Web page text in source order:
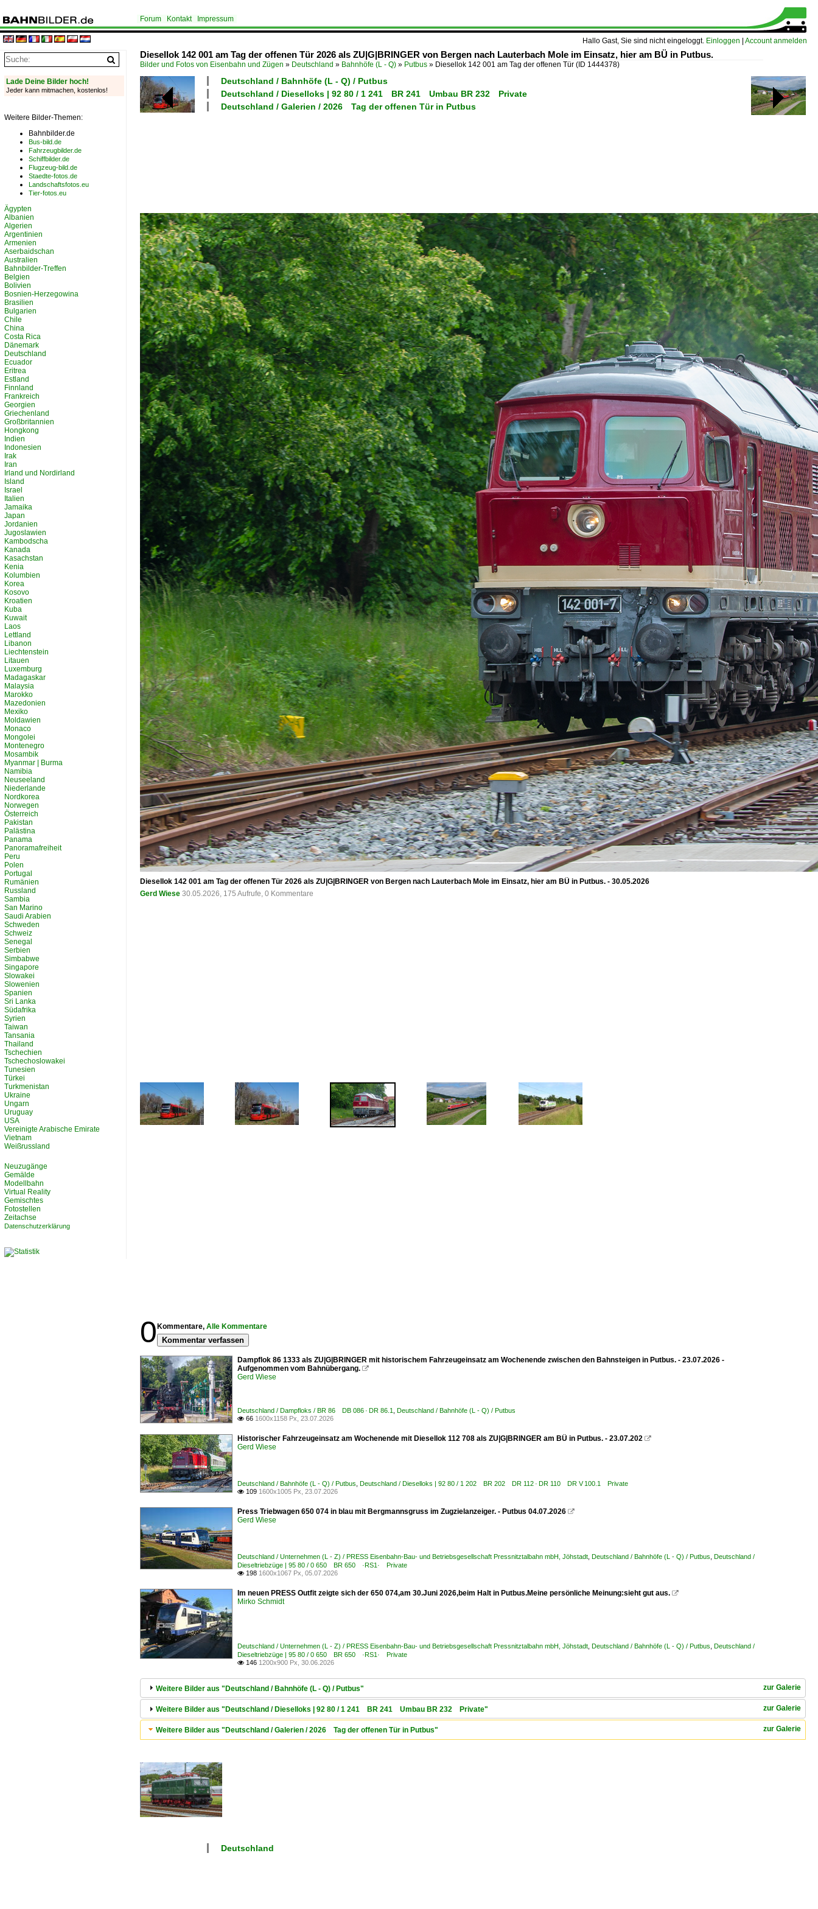
Hallo Gast, Sie sind nicht eingeloggt. Einloggen Account anmelden
Forum Kontakt Impressum
Diesellok 142 001 am Tag der offenen Tür 2026 als ZU|G|BRINGER von Bergen nach Lauterbach Mole im Einsatz, hier am BÜ in Putbus.
Bilder und Fotos von Eisenbahn und Zügen » Deutschland » Bahnhöfe (L - Q) » Putbus » Diesellok 142 001 am Tag der offenen Tür (ID 1444378)
Deutschland / Bahnhöfe (L - Q) / Putbus
Deutschland / Dieselloks | 92 80 / 1 241 BR 241 Umbau BR 232 Private
Deutschland / Galerien / 2026 Tag der offenen Tür in Putbus
Diesellok 142 001 am Tag der offenen Tür 2026 als ZU|G|BRINGER von Bergen nach Lauterbach Mole im Einsatz, hier am BÜ in Putbus. - 30.05.2026
Gerd Wiese 30.05.2026, 175 Aufrufe, 0 Kommentare
0 Kommentare, Alle Kommentare
Kommentar verfassen
Dampflok 86 1333 als ZU|G|BRINGER mit historischem Fahrzeugeinsatz am Wochenende zwischen den Bahnsteigen in Putbus. - 23.07.2026 -
Aufgenommen vom Bahnübergang. 
Gerd Wiese
Deutschland / Dampfloks / BR 86 DB 086 · DR 86.1 Deutschland / Bahnhöfe (L - Q) / Putbus
 66 1600x1158 Px, 23.07.2026
Historischer Fahrzeugeinsatz am Wochenende mit Diesellok 112 708 als ZU|G|BRINGER am BÜ in Putbus. - 23.07.202 
Gerd Wiese
Deutschland / Bahnhöfe (L - Q) / Putbus Deutschland / Dieselloks | 92 80 / 1 202 BR 202 DR 112 · DR 110 DR V 100.1 Private
 109 1600x1005 Px, 23.07.2026
Press Triebwagen 650 074 in blau mit Bergmannsgruss im Zugzielanzeiger. - Putbus 04.07.2026 
Gerd Wiese
Deutschland / Unternehmen (L - Z) / PRESS Eisenbahn-Bau- und Betriebsgesellschaft Pressnitztalbahn mbH, Jöhstadt Deutschland / Bahnhöfe (L - Q) / Putbus Deutschland /
Dieseltriebzüge | 95 80 / 0 650 BR 650 ·RS1· Private
 198 1600x1067 Px, 05.07.2026
Im neuen PRESS Outfit zeigte sich der 650 074,am 30.Juni 2026,beim Halt in Putbus.Meine persönliche Meinung:sieht gut aus. 
Mirko Schmidt
Deutschland / Unternehmen (L - Z) / PRESS Eisenbahn-Bau- und Betriebsgesellschaft Pressnitztalbahn mbH, Jöhstadt Deutschland / Bahnhöfe (L - Q) / Putbus Deutschland /
Dieseltriebzüge | 95 80 / 0 650 BR 650 ·RS1· Private
 146 1200x900 Px, 30.06.2026
zur Galerie
Weitere Bilder aus "Deutschland / Bahnhöfe (L - Q) / Putbus"
zur Galerie
Weitere Bilder aus "Deutschland / Dieselloks | 92 80 / 1 241 BR 241 Umbau BR 232 Private"
zur Galerie
Weitere Bilder aus "Deutschland / Galerien / 2026 Tag der offenen Tür in Putbus"
Deutschland
Lade Deine Bilder hoch!
Jeder kann mitmachen, kostenlos!
Weitere Bilder-Themen:
Bahnbilder.de
Bus-bild.de
Fahrzeugbilder.de
Schiffbilder.de
Flugzeug-bild.de
Staedte-fotos.de
Landschaftsfotos.eu
Tier-fotos.eu
Ägypten
Albanien
Algerien
Argentinien
Armenien
Aserbaidschan
Australien
Bahnbilder-Treffen
Belgien
Bolivien
Bosnien-Herzegowina
Brasilien
Bulgarien
Chile
China
Costa Rica
Dänemark
Deutschland
Ecuador
Eritrea
Estland
Finnland
Frankreich
Georgien
Griechenland
Großbritannien
Hongkong
Indien
Indonesien
Irak
Iran
Irland und Nordirland
Island
Israel
Italien
Jamaika
Japan
Jordanien
Jugoslawien
Kambodscha
Kanada
Kasachstan
Kenia
Kolumbien
Korea
Kosovo
Kroatien
Kuba
Kuwait
Laos
Lettland
Libanon
Liechtenstein
Litauen
Luxemburg
Madagaskar
Malaysia
Marokko
Mazedonien
Mexiko
Moldawien
Monaco
Mongolei
Montenegro
Mosambik
Myanmar | Burma
Namibia
Neuseeland
Niederlande
Nordkorea
Norwegen
Österreich
Pakistan
Palästina
Panama
Panoramafreiheit
Peru
Polen
Portugal
Rumänien
Russland
Sambia
San Marino
Saudi Arabien
Schweden
Schweiz
Senegal
Serbien
Simbabwe
Singapore
Slowakei
Slowenien
Spanien
Sri Lanka
Südafrika
Syrien
Taiwan
Tansania
Thailand
Tschechien
Tschechoslowakei
Tunesien
Türkei
Turkmenistan
Ukraine
Ungarn
Uruguay
USA
Vereinigte Arabische Emirate
Vietnam
Weißrussland
Neuzugänge
Gemälde
Modellbahn
Virtual Reality
Gemischtes
Fotostellen
Zeitachse
Datenschutzerklärung